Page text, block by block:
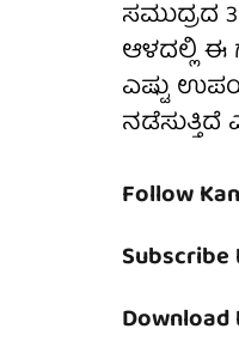
ಸಮುದ್ರದ
ಆಳದಲ್ಲಿ ಈ
ಎಷ್ಟು
ನಡೆಸುತ್ತಿದೆ
Follow
Download